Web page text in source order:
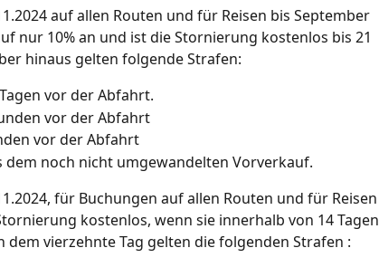
auf allen Routen und für Reisen bis September
nur 10% an und ist die Stornierung kostenlos bis 21
hinaus gelten folgende Strafen:
vor der Abfahrt.
vor der Abfahrt
vor der Abfahrt
dem noch nicht umgewandelten Vorverkauf.
für Buchungen auf allen Routen und für Reisen
kostenlos, wenn sie innerhalb von 14 Tagen
vierzehnte Tag gelten die folgenden Strafen :